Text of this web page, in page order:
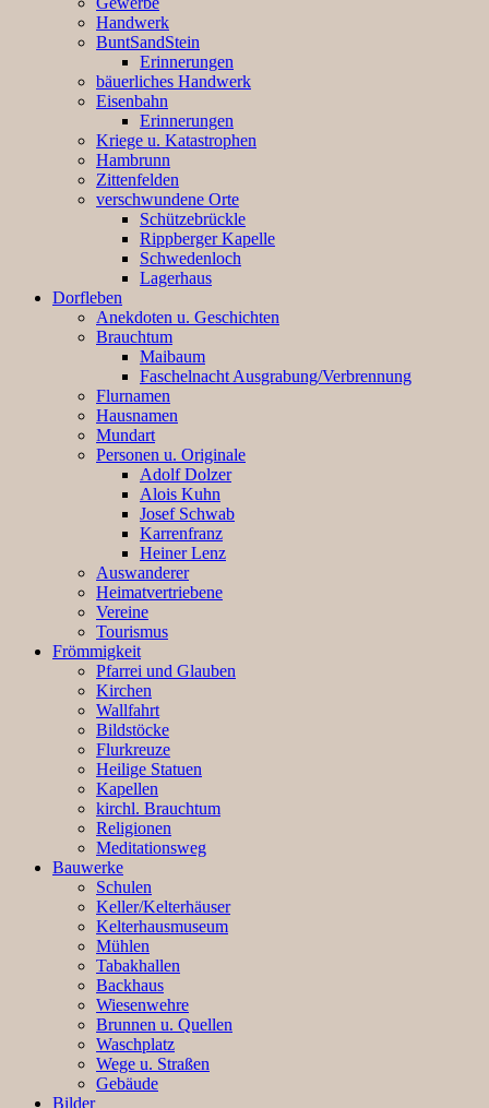
Handwerk
BuntSandStein
Erinnerungen
bäuerliches Handwerk
Eisenbahn
Erinnerungen
Kriege u. Katastrophen
Hambrunn
Zittenfelden
verschwundene Orte
Schützebrückle
Rippberger Kapelle
Schwedenloch
Lagerhaus
Dorfleben
Anekdoten u. Geschichten
Brauchtum
Maibaum
Faschelnacht Ausgrabung/Verbrennung
Flurnamen
Hausnamen
Mundart
Personen u. Originale
Adolf Dolzer
Alois Kuhn
Josef Schwab
Karrenfranz
Heiner Lenz
Auswanderer
Heimatvertriebene
Vereine
Tourismus
Frömmigkeit
Pfarrei und Glauben
Kirchen
Wallfahrt
Bildstöcke
Flurkreuze
Heilige Statuen
Kapellen
kirchl. Brauchtum
Religionen
Meditationsweg
Bauwerke
Schulen
Keller/Kelterhäuser
Kelterhausmuseum
Mühlen
Tabakhallen
Backhaus
Wiesenwehre
Brunnen u. Quellen
Waschplatz
Wege u. Straßen
Gebäude
Bilder